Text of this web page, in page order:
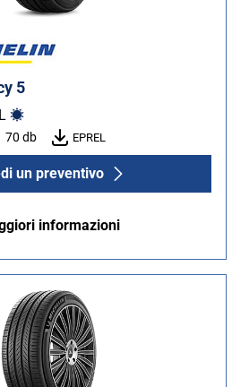
5
70 db EPREL
un preventivo
informazioni